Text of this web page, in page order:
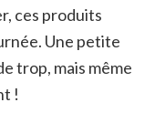
ces produits
Une petite
trop, mais même
!